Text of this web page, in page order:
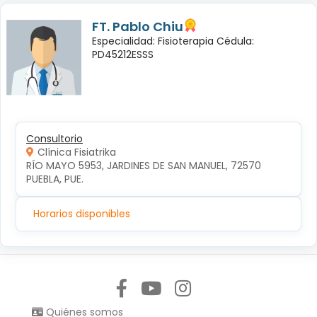
FT. Pablo Chiu
Especialidad: Fisioterapia Cédula:
PD45212ESSS
Consultorio
Clínica Fisiatrika
RÍO MAYO 5953, JARDINES DE SAN MANUEL, 72570
PUEBLA, PUE.
Horarios disponibles
Quiénes somos